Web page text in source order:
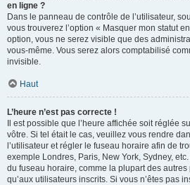
en ligne ?
Dans le panneau de contrôle de l’utilisateur,
vous trouverez l’option « Masquer mon statut
option, vous ne serez visible que des
vous-même. Vous serez alors comptabilisé
invisible.
Haut
L’heure n’est pas correcte !
Il est possible que l’heure affichée soit réglée
vôtre. Si tel était le cas, veuillez vous rendre
l’utilisateur et régler le fuseau horaire afin de
exemple Londres, Paris, New York, Sydney,
du fuseau horaire, comme la plupart des autres
qu’aux utilisateurs inscrits. Si vous n’êtes pas